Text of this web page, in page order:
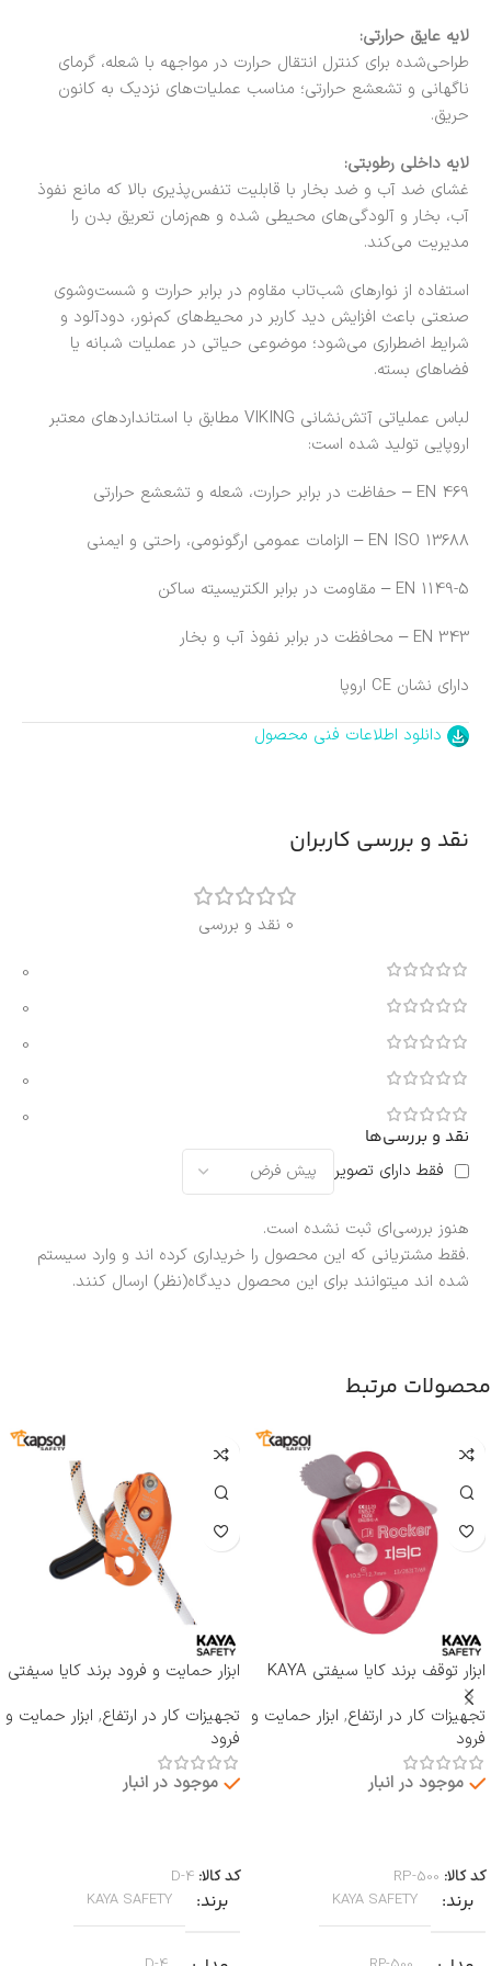
لایه عایق حرارتی:
طراحی‌شده برای کنترل انتقال حرارت در مواجهه با شعله، گرمای
ناگهانی و تشعشع حرارتی؛ مناسب عملیات‌های نزدیک به کانون
حریق.
لایه داخلی رطوبتی:
غشای ضد آب و ضد بخار با قابلیت تنفس‌پذیری بالا که مانع نفوذ
آب، بخار و آلودگی‌های محیطی شده و هم‌زمان تعریق بدن را
مدیریت می‌کند.
استفاده از نوارهای شب‌تاب مقاوم در برابر حرارت و شست‌وشوی
صنعتی باعث افزایش دید کاربر در محیط‌های کم‌نور، دودآلود و
شرایط اضطراری می‌شود؛ موضوعی حیاتی در عملیات شبانه یا
فضاهای بسته.
لباس عملیاتی آتش‌نشانی VIKING مطابق با استانداردهای معتبر
اروپایی تولید شده است:
EN 469 – حفاظت در برابر حرارت، شعله و تشعشع حرارتی
EN ISO 13688 – الزامات عمومی ارگونومی، راحتی و ایمنی
EN 1149-5 – مقاومت در برابر الکتریسیته ساکن
EN 343 – محافظت در برابر نفوذ آب و بخار
دارای نشان CE اروپا
دانلود اطلاعات فنی محصول
نقد و بررسی کاربران
0 نقد و بررسی
0
0
0
0
0
نقد و بررسی‌ها
فقط دارای تصویر
هنوز بررسی‌ای ثبت نشده است.
.فقط مشتریانی که این محصول را خریداری کرده اند و وارد سیستم
شده اند میتوانند برای این محصول دیدگاه(نظر) ارسال کنند.
محصولات مرتبط
ابزار توقف برند کایا سیفتی KAYA
SAFETY مدل RP-500 ROCKER
تجهیزات کار در ارتفاع, ابزار حمایت و
فرود
موجود در انبار
کد کالا: RP-500
برند KAYA SAFETY
ابزار حمایت و فرود برند کایا سیفتی
تجهیزات کار در ارتفاع, ابزار حمایت و
فرود
موجود در انبار
کد کالا: D-4
برند KAYA SAFETY